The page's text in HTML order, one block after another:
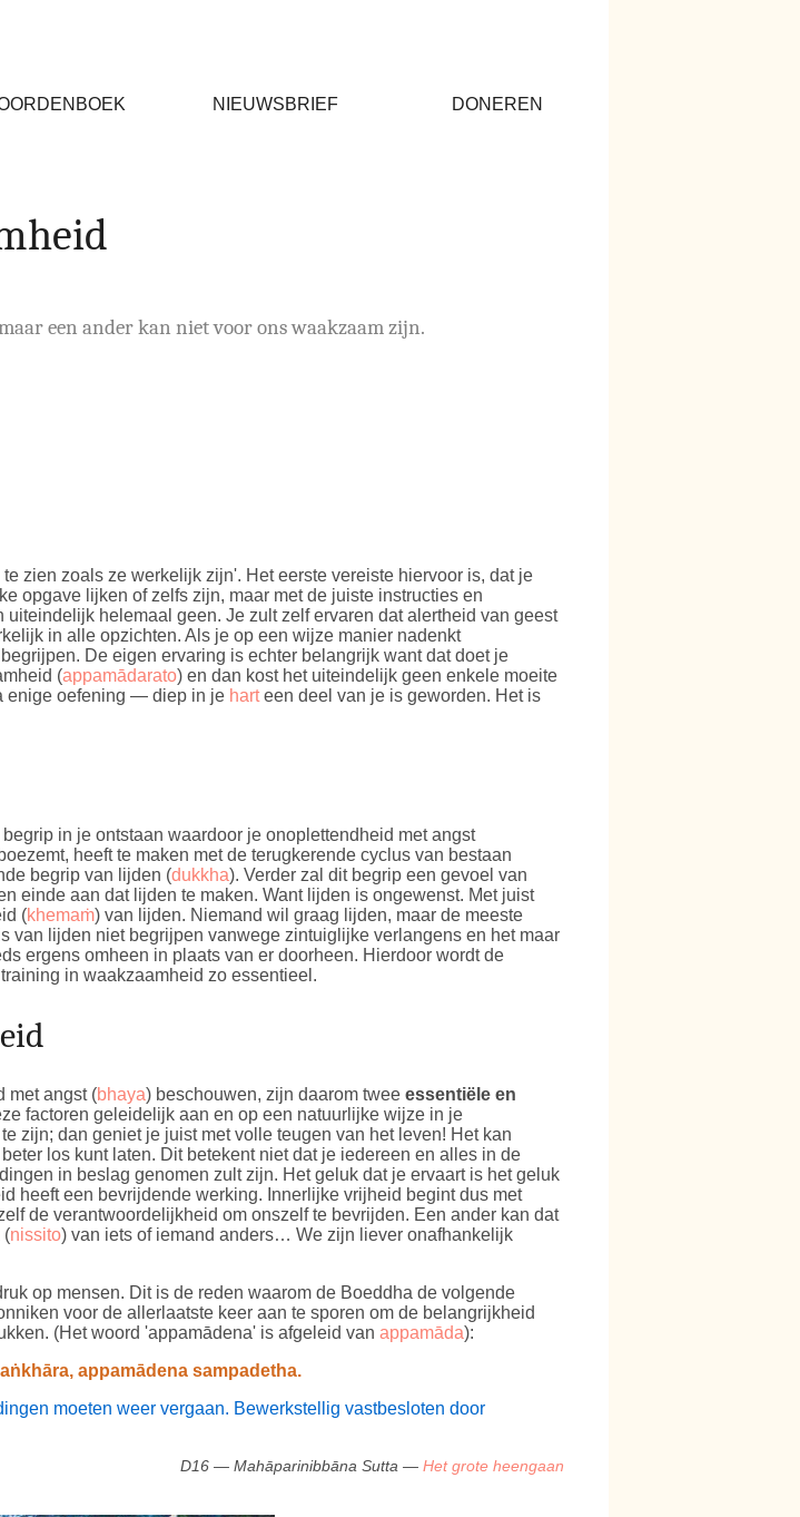
NIEUWSBRIEF DONEREN
een ander kan niet voor ons waakzaam zijn.
zien zoals ze werkelijk zijn'. Het eerste vereiste hiervoor is, dat je
opgave lijken of zelfs zijn, maar met de juiste instructies en
helemaal geen. Je zult zelf ervaren dat alertheid van geest
in alle opzichten. Als je op een wijze manier nadenkt
De eigen ervaring is echter belangrijk want dat doet je
(appamādarato) en dan kost het uiteindelijk geen enkele moeite
enige oefening — diep in je harteen deel van je is geworden. Het is
in je ontstaan waardoor je onoplettendheid met angst
heeft te maken met de terugkerende cyclus van bestaan
begrip van lijden (dukkha). Verder zal dit begrip een gevoel van
einde aan dat lijden te maken. Want lijden is ongewenst. Met juist
(khemaṁ) van lijden. Niemand wil graag lijden, maar de meeste
van lijden niet begrijpen vanwege zintuiglijke verlangens en het maar
ergens omheen in plaats van er doorheen. Hierdoor wordt de
in waakzaamheid zo essentieel.
met angst (bhaya) beschouwen, zijn daarom twee essentiële en
factoren geleidelijk aan en op een natuurlijke wijze in je
zijn; dan geniet je juist met volle teugen van het leven! Het kan
los kunt laten. Dit betekent niet dat je iedereen en alles in de
in beslag genomen zult zijn. Het geluk dat je ervaart is het geluk
heeft een bevrijdende werking. Innerlijke vrijheid begint dus met
de verantwoordelijkheid om onszelf te bevrijden. Een ander kan dat
(nissito) van iets of iemand anders… We zijn liever onafhankelijk
op mensen. Dit is de reden waarom de Boeddha de volgende
voor de allerlaatste keer aan te sporen om de belangrijkheid
(Het woord 'appamādena' is afgeleid van appamāda):
appamādena sampadetha.
moeten weer vergaan. Bewerkstellig vastbesloten door
D16 — Mahāparinibbāna Sutta — Het grote heengaan